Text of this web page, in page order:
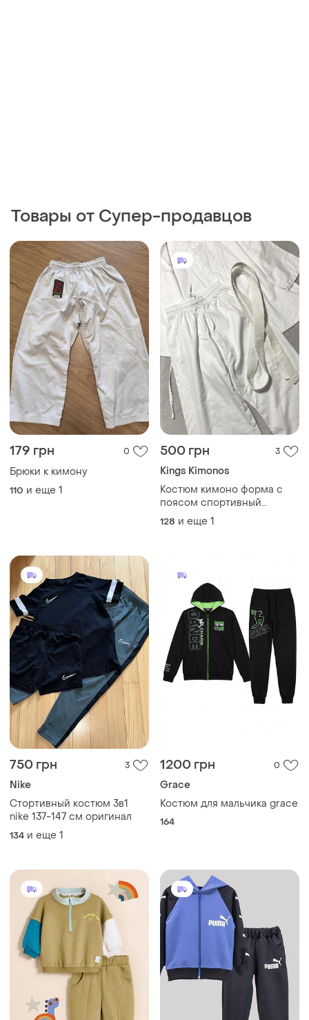
179 грн 0
Брюки к кимону
110 и еще 1
500 грн 3
Kings Kimonos
Костюм кимоно форма с
поясом спортивный
детский на 8-9 лет белый
128 и еще 1
750 грн 3
Nike
Стортивный костюм 3в1
nike 137-147 см оригинал
134 и еще 1
1200 грн 0
770 грн
George